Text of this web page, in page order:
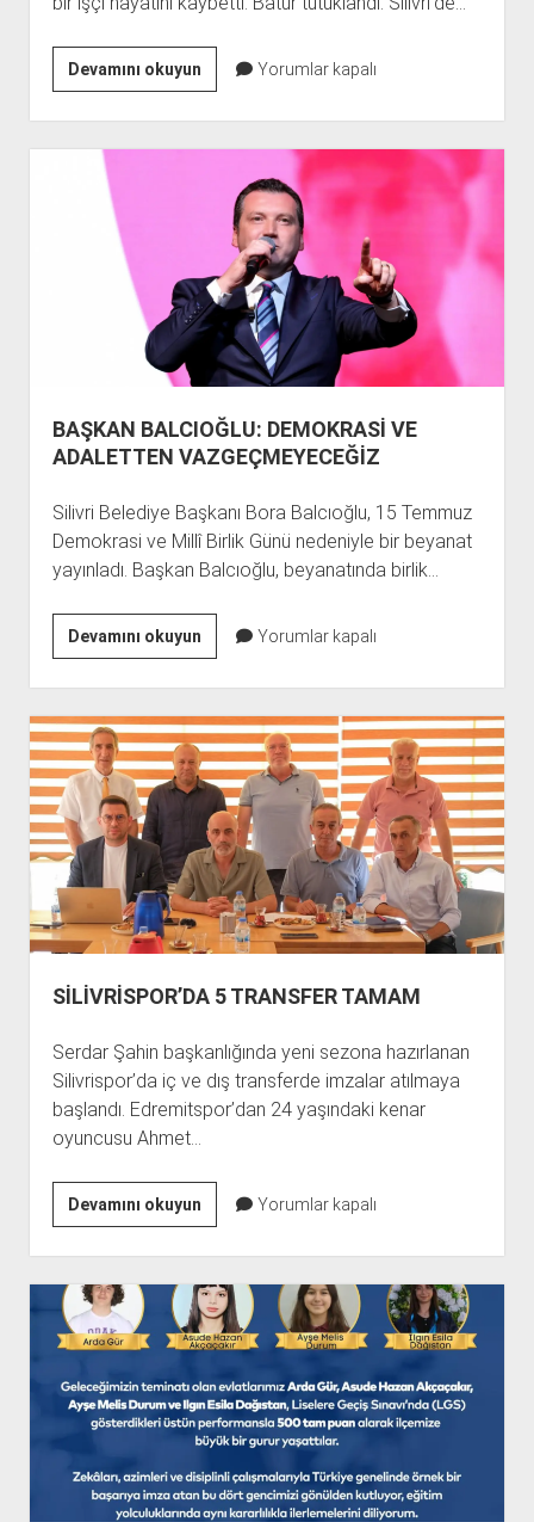
Devamını okuyunAYKUT
BATUR
TUTUKLANDI
Yorumlar kapalı
BAŞKAN BALCIOĞLU: DEMOKRASİ VE
ADALETTEN VAZGEÇMEYECEĞİZ
Silivri Belediye Başkanı Bora Balcıoğlu, 15 Temmuz
Demokrasi ve Millî Birlik Günü nedeniyle bir beyanat
yayınladı. Başkan Balcıoğlu, beyanatında birlik…
Devamını okuyunBAŞKAN
BALCIOĞLU:
DEMOKRASİ
VE
ADALETTEN
VAZGEÇMEYECEĞİZ
Yorumlar kapalı
SİLİVRİSPOR’DA 5 TRANSFER TAMAM
Serdar Şahin başkanlığında yeni sezona hazırlanan
Silivrispor’da iç ve dış transferde imzalar atılmaya
başlandı. Edremitspor’dan 24 yaşındaki kenar
oyuncusu Ahmet…
Devamını okuyunSİLİVRİSPOR’DA
5
TRANSFER
TAMAM
Yorumlar kapalı